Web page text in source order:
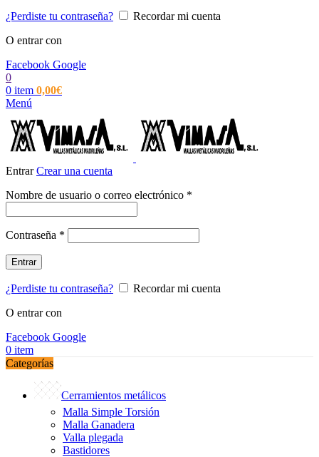
¿Perdiste tu contraseña?
Recordar mi cuenta
O entrar con
Facebook Google
0
0 item 0,00€
Menú
EntrarCrear una cuenta
Nombre de usuario o correo electrónico *
Contraseña *
Entrar
¿Perdiste tu contraseña?
Recordar mi cuenta
O entrar con
Facebook Google
0 item
Categorías
Cerramientos metálicos
Malla Simple Torsión
Malla Ganadera
Valla plegada
Bastidores